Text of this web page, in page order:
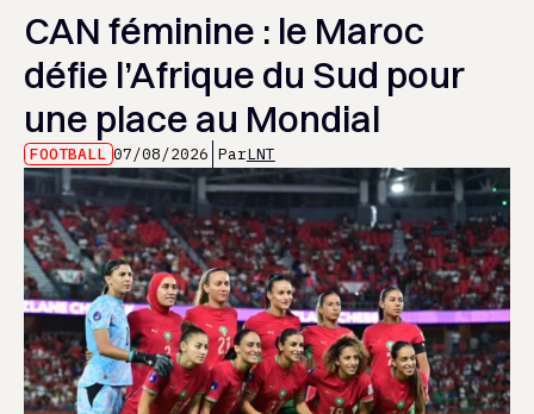
CAN féminine : le Maroc
défie l’Afrique du Sud pour
une place au Mondial
FOOTBALL 07/08/2026 ParLNT